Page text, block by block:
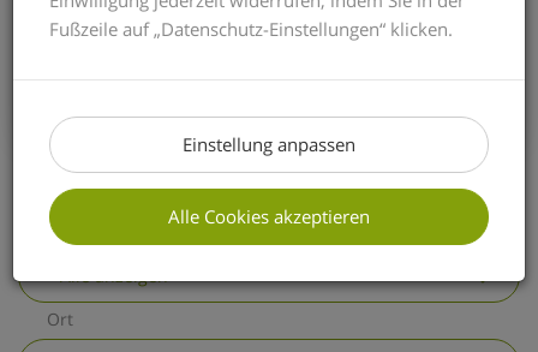
Fußzeile auf „Datenschutz-Einstellungen“ klicken.
Einstellung anpassen
Alle Cookies akzeptieren
Stand der neuen GOÄ. Zusätzlich
erhalten Sie einen kurzen Überblick über
Thema
Alle anzeigen
Ort